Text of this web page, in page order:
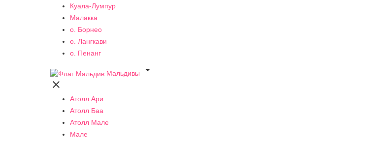
Куала-Лумпур
Малакка
о. Борнео
о. Лангкави
о. Пенанг
Мальдивы


Атолл Ари
Атолл Баа
Атолл Мале
Мале